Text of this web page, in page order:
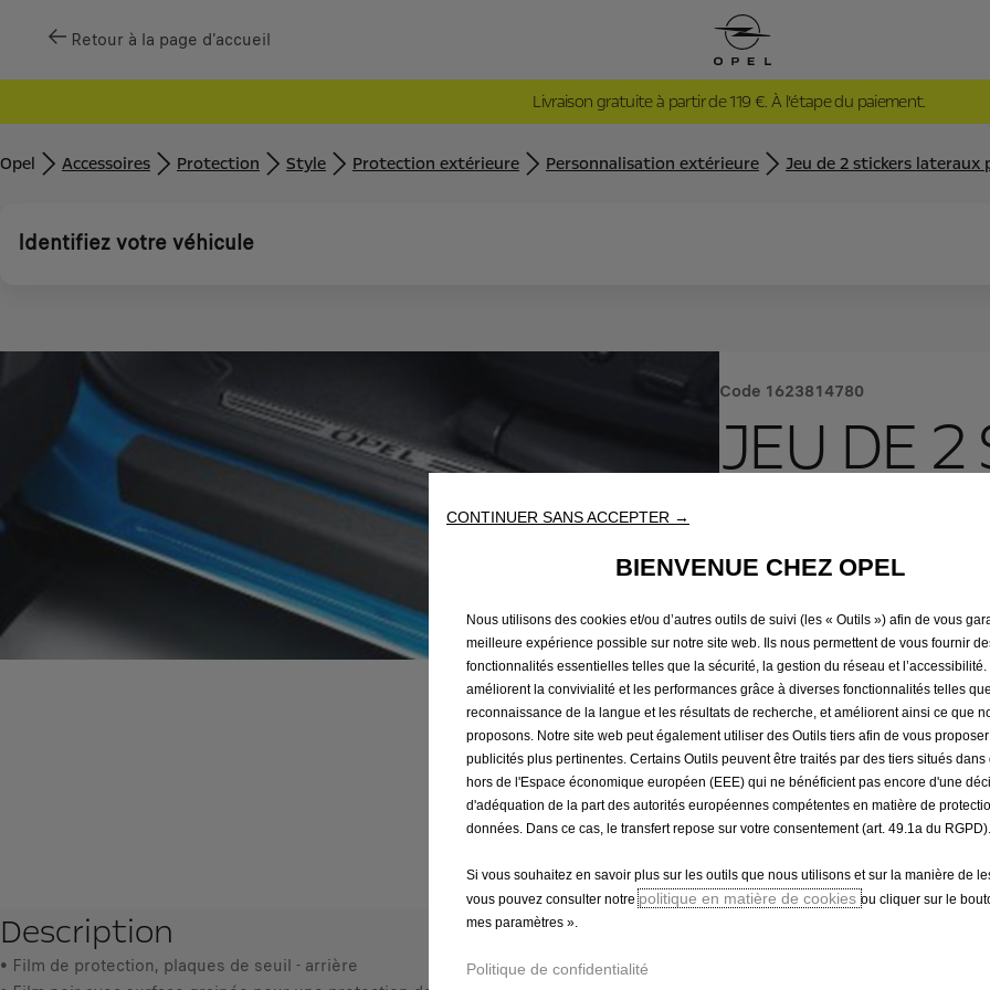
Retour à la page d'accueil
Livraison gratuite à partir de 119 €. À l’étape du paiement.
Opel Accessoires Protection Style Protection extérieure Personnalisation extérieure Jeu de 2 stickers lateraux
Identifiez votre véhicule
Code 1623814780
JEU DE 2
CAISSE -
75,50 €
P
r
i
c
e
s
7
TTC/unité
-
+
Q
u
a
t
i
Produit en
Description
• Film de protection, plaques de seuil - arrière
CONTINUER SANS ACCEPTER →
BIENVENUE CHEZ OPEL
Nous utilisons des cookies et/ou d’autres outils de suivi (les « Outils ») afin de vous
meilleure expérience possible sur notre site web. Ils nous permettent de vous fournir
fonctionnalités essentielles telles que la sécurité, la gestion du réseau et l’accessibilité.
améliorent la convivialité et les performances grâce à diverses fonctionnalités telles
reconnaissance de la langue et les résultats de recherche, et améliorent ainsi ce que
proposons. Notre site web peut également utiliser des Outils tiers afin de vous
publicités plus pertinentes. Certains Outils peuvent être traités par des tiers situés dans
hors de l'Espace économique européen (EEE) qui ne bénéficient pas encore d'une
d'adéquation de la part des autorités européennes compétentes en matière de
données. Dans ce cas, le transfert repose sur votre consentement (art. 49.1a du RGPD).
Si vous souhaitez en savoir plus sur les outils que nous utilisons et sur la manière de
vous pouvez consulter notrepolitique en matière de cookies ou cliquer sur le
mes paramètres ».
Politique de confidentialité